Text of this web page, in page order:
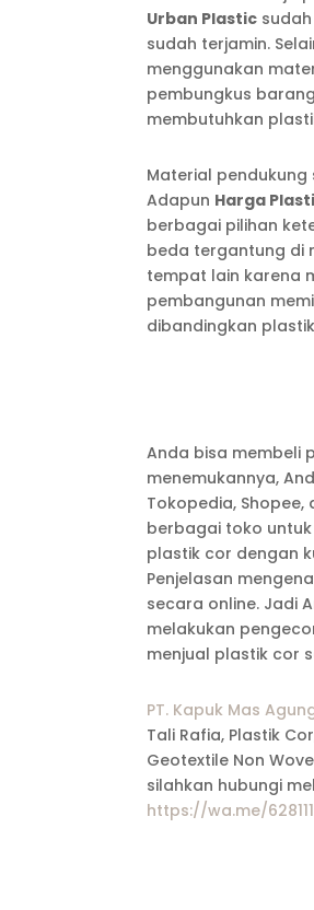
Urban Plastic
sudah terjamin.
menggunakan
pembungkus
membutuhkan
Material
Adapun Harga
berbagai pilihan
beda tergantung di
tempat lain karena
pembangunan
dibandingkan
Anda bisa membeli
menemukannya,
Tokopedia,
berbagai toko
plastik cor dengan
Penjelasan
secara online. Jadi
melakukan
menjual plastik cor
PT. Kapuk Mas
Tali Rafia, Plastik
Geotextile Non
silahkan hubungi
https://wa.me/